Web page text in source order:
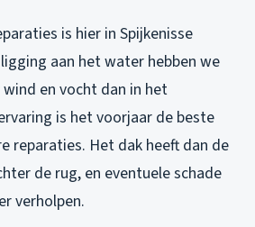
is hier in Spijkenisse
aan het water hebben we
en vocht dan in het
is het voorjaar de beste
reparaties. Het dak heeft dan de
de rug, en eventuele schade
verholpen.